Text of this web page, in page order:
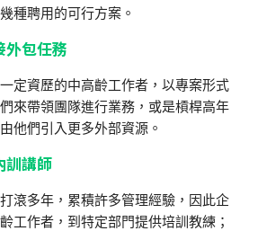
種聘用的可行方案。
外包任務
定資歷的中高齡工作者，以專案形式
來帶領團隊進行業務，或是槓桿高年
他們引入更多外部資源。
訓講師
滾多年，累積許多管理經驗，因此企
工作者，到特定部門提供培訓教練；